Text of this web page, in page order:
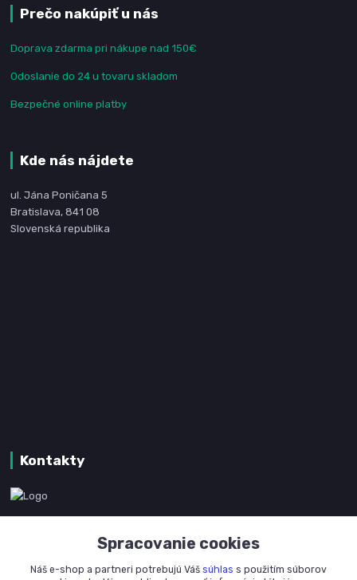
Prečo nakúpiť u nás
Doprava zdarma pri nákupe nad 150€
Odoslanie do 24 u tovaru skladom
Bezpečné online platby
Kde nás nájdete
ul. Jána Poničana 5
Bratislava, 841 08
Slovenská republika
Kontakty
+421 905 327 801
Spracovanie cookies
Náš e-shop a partneri potrebujú Váš súhlas s použitím súborov